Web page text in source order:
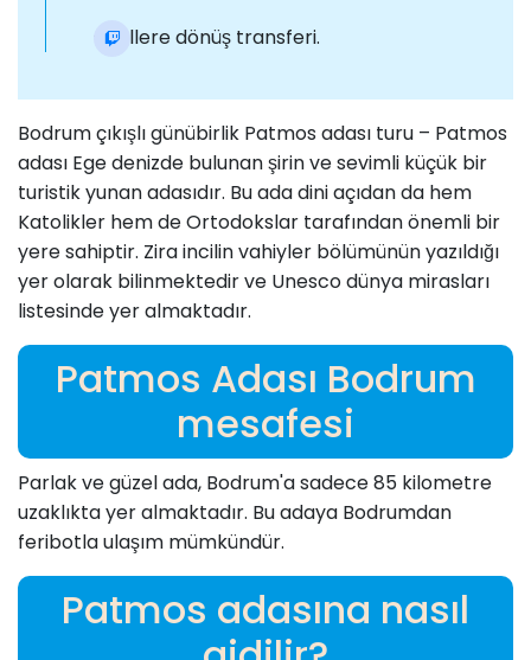
Otellere dönüş transferi.
Bodrum çıkışlı günübirlik Patmos adası turu – Patmos
adası Ege denizde bulunan şirin ve sevimli küçük bir
turistik yunan adasıdır. Bu ada dini açıdan da hem
Katolikler hem de Ortodokslar tarafından önemli bir
yere sahiptir. Zira incilin vahiyler bölümünün yazıldığı
yer olarak bilinmektedir ve Unesco dünya mirasları
listesinde yer almaktadır.
Patmos Adası Bodrum
mesafesi
Parlak ve güzel ada, Bodrum'a sadece 85 kilometre
uzaklıkta yer almaktadır. Bu adaya Bodrumdan
feribotla ulaşım mümkündür.
Patmos adasına nasıl